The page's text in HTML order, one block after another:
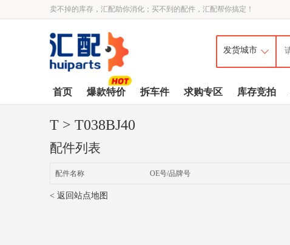
卖不掉的库存，汇配助你消化；买不到的配件，汇配帮你搞定！
首页 爆款特价 拆车件 求购专区 库存竞拍
T > T038BJ40
配件列表
配件名称 OE号/品牌号
< 返回站点地图